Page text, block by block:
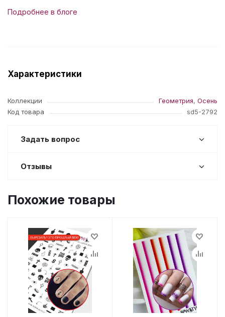
Подробнее в блоге
Характеристики
Коллекции Геометрия, Осень
Код товара
sd5-2792
Задать вопрос
Отзывы
Похожие товары